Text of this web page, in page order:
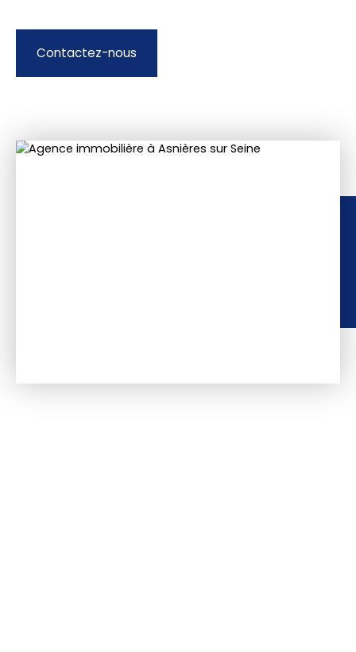
Contactez-nous